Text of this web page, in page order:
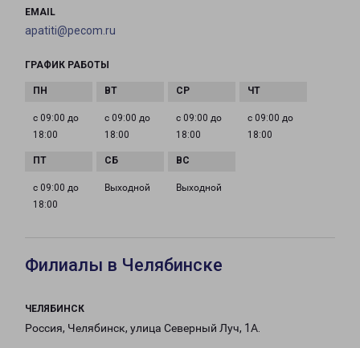
EMAIL
apatiti@pecom.ru
ГРАФИК РАБОТЫ
с 09:00 до
18:00
с 09:00 до
18:00
с 09:00 до
18:00
с 09:00 до
18:00
с 09:00 до
18:00
Выходной Выходной
Филиалы в Челябинске
ЧЕЛЯБИНСК
Россия, Челябинск, улица Северный Луч, 1А.